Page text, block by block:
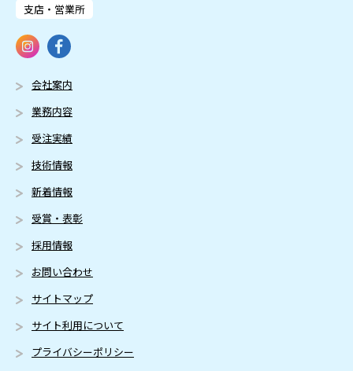
支店・営業所
会社案内
業務内容
受注実績
技術情報
新着情報
受賞・表彰
採用情報
お問い合わせ
サイトマップ
サイト利用について
プライバシーポリシー